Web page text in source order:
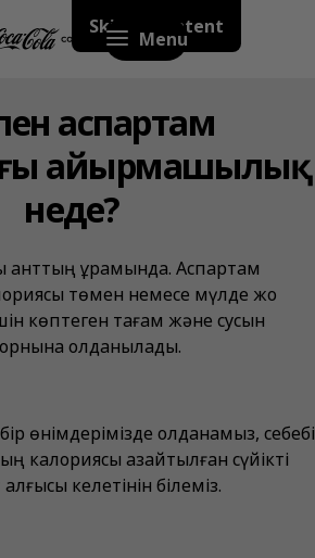
Skip to content
Menu
аспартам
айырмашылық
неде?
құрамында. Аспартам
төмен немесе мүлде жоқ
көптеген тағам және сусын
қолданылады.
өнімдерімізде қолданамыз, себебі
калориясы азайтылған сүйікті
келетінін білеміз.